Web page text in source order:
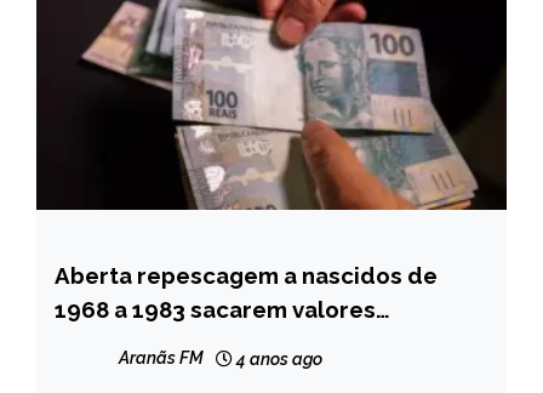
BRASIL
NOTÍCIAS
Aberta repescagem a nascidos de
1968 a 1983 sacarem valores
Aranãs FM 4 anos ago